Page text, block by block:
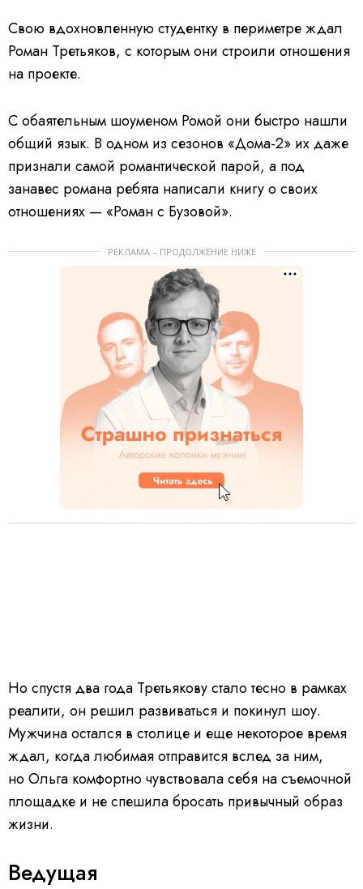
Свою вдохновленную студентку в периметре ждал
Роман Третьяков, с которым они строили отношения
на проекте.
С обаятельным шоуменом Ромой они быстро нашли
общий язык. В одном из сезонов «Дома-2» их даже
признали самой романтической парой, а под
занавес романа ребята написали книгу о своих
отношениях — «Роман с Бузовой».
РЕКЛАМА – ПРОДОЛЖЕНИЕ НИЖЕ
Но спустя два года Третьякову стало тесно в рамках
реалити, он решил развиваться и покинул шоу.
Мужчина остался в столице и еще некоторое время
ждал, когда любимая отправится вслед за ним,
но Ольга комфортно чувствовала себя на съемочной
площадке и не спешила бросать привычный образ
жизни.
Ведущая